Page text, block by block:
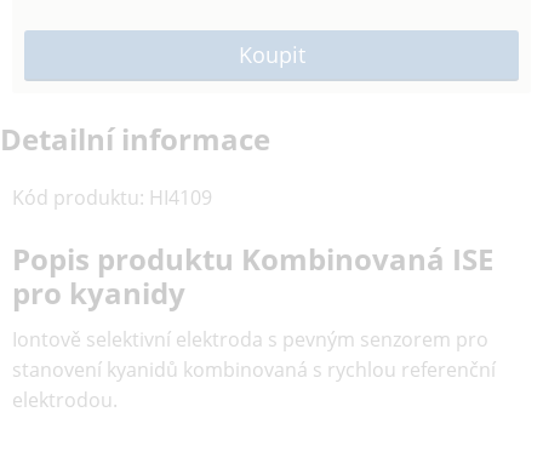
Detailní informace
Kód produktu: HI4109
Popis produktu Kombinovaná ISE
pro kyanidy
Iontově selektivní elektroda s pevným senzorem pro
stanovení kyanidů kombinovaná s rychlou referenční
elektrodou.